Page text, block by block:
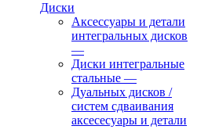
Диски
Аксессуары и детали
интегральных дисков
—
Диски интегральные
стальные —
Дуальных дисков /
систем сдваивания
аксесесуары и детали